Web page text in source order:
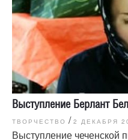
Выступление Берлант
ТВОРЧЕСТВО / 2 ДЕКАБРЯ
Выступление чеченской